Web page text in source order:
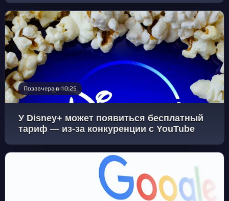
Позавчера в 10:25
У Disney+ может появиться бесплатный
тариф — из-за конкуренции с YouTube